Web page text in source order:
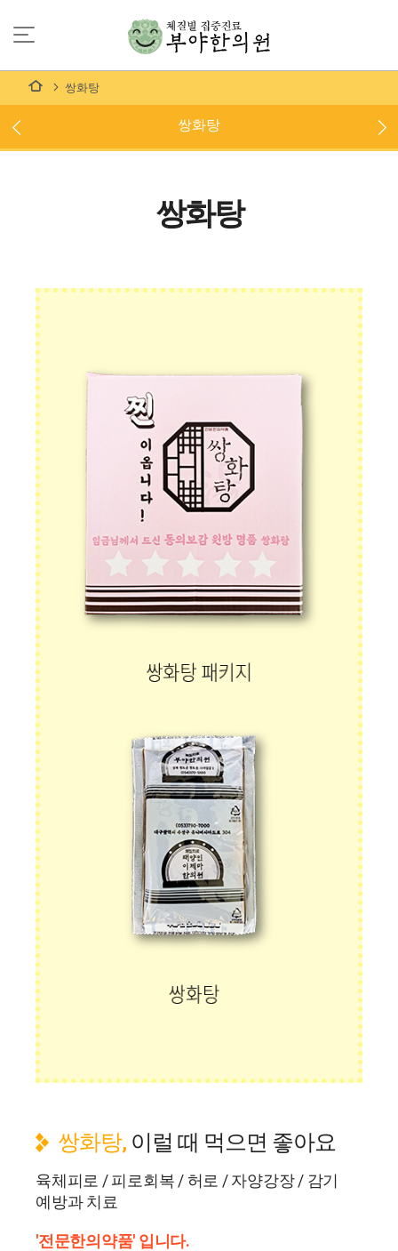
쌍화탕
쌍화탕
쌍화탕
쌍화탕, 이럴 때 먹으면 좋아요
육체피로 / 피로회복 / 허로 / 자양강장 / 감기
예방과 치료
'전문한의약품' 입니다.